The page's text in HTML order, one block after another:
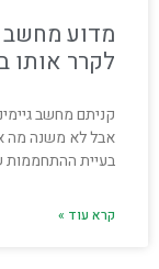
מדוע מחשב
לקרר אותו
קניתם מחשב
אבל לא משנה מה
בעיית ההתחממות
קרא עוד »